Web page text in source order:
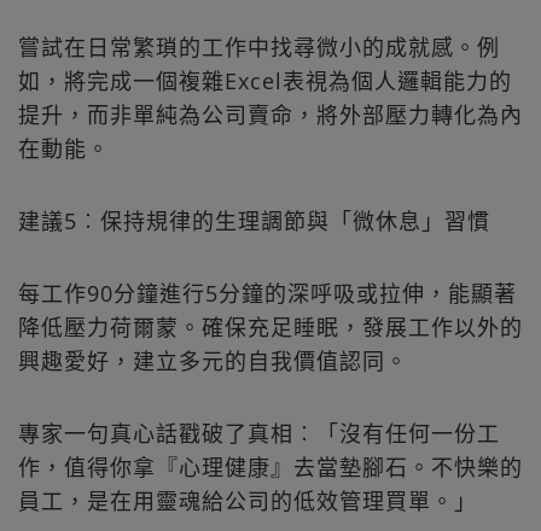
嘗試在日常繁瑣的工作中找尋微小的成就感。例
如，將完成一個複雜Excel表視為個人邏輯能力的
提升，而非單純為公司賣命，將外部壓力轉化為內
在動能。
建議5︰保持規律的生理調節與「微休息」習慣
每工作90分鐘進行5分鐘的深呼吸或拉伸，能顯著
降低壓力荷爾蒙。確保充足睡眠，發展工作以外的
興趣愛好，建立多元的自我價值認同。
專家一句真心話戳破了真相︰「沒有任何一份工
作，值得你拿『心理健康』去當墊腳石。不快樂的
員工，是在用靈魂給公司的低效管理買單。」